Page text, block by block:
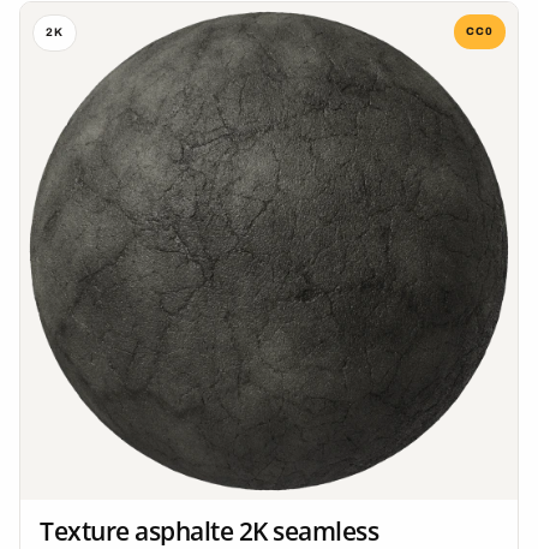
2K CC0
Texture asphalte 2K seamless